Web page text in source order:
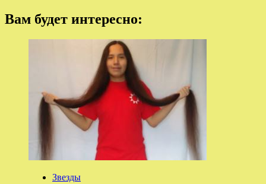
Вам будет интересно:
Звезды